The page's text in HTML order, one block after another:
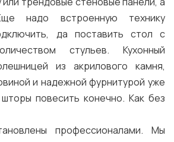
надо встроенную технику
да поставить стол с
стульев. Кухонный
из акрилового камня,
и надежной фурнитурой уже
повесить конечно. Как без
профессионалами. Мы